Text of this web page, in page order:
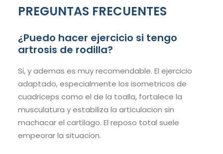
PREGUNTAS FRECUENTES
¿Puedo hacer ejercicio si tengo
artrosis de rodilla?
Si, y ademas es muy recomendable. El ejercicio
adaptado, especialmente los isometricos de
cuadriceps como el de la toalla, fortalece la
musculatura y estabiliza la articulacion sin
machacar el cartilago. El reposo total suele
empeorar la situacion.